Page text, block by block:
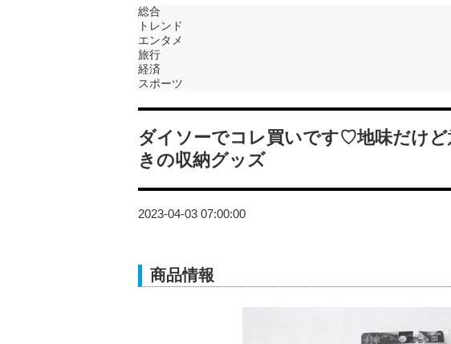
総合
トレンド
エンタメ
旅行
経済
スポーツ
ダイソーでコレ買いです♡地味だけ
きの収納グッズ
2023-04-03 07:00:00
商品情報